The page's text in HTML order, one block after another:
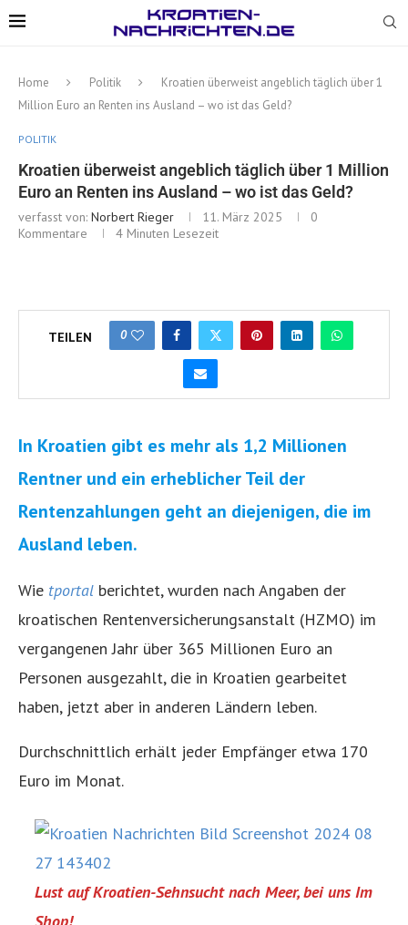
Home Politik
Kroatien überweist angeblich täglich über 1
Million Euro an Renten ins Ausland – wo ist das Geld?
POLITIK
Kroatien überweist angeblich täglich über 1 Million
Euro an Renten ins Ausland – wo ist das Geld?
verfasst von: Norbert Rieger 11. März 2025
0
Kommentare
4 Minuten Lesezeit
TEILEN 0
In Kroatien gibt es mehr als 1,2 Millionen
Rentner und ein erheblicher Teil der
Rentenzahlungen geht an diejenigen, die im
Ausland leben.
Wie tportal berichtet, wurden nach Angaben der
kroatischen Rentenversicherungsanstalt (HZMO) im
vergangenen Jahr über 365 Millionen Euro an
Personen ausgezahlt, die in Kroatien gearbeitet
haben, jetzt aber in anderen Ländern leben.
Durchschnittlich erhält jeder Empfänger etwa 170
Euro im Monat.
Lust auf Kroatien-Sehnsucht nach Meer, bei uns Im